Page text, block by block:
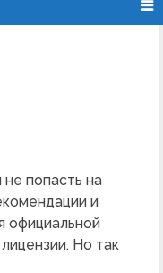
попасть на
и
официальной
Но так